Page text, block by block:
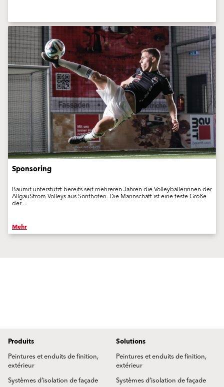
Sponsoring
Baumit unterstützt bereits seit mehreren Jahren die Volleyballerinnen der
AllgäuStrom Volleys aus Sonthofen. Die Mannschaft ist eine feste Größe
der ...
Mehr
Produits
Peintures et enduits de finition,
extérieur
Systèmes d’isolation de façade
Solutions
Peintures et enduits de finition,
extérieur
Systèmes d’isolation de façade